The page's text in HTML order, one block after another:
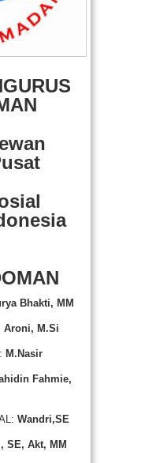
Bhakti, MM
Aroni, M.Si
M.Nasir
Fahmie,
Wandri,SE
SE, Akt, MM